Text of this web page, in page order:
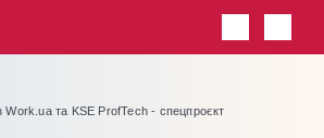
та KSE ProfTech - спецпроєкт